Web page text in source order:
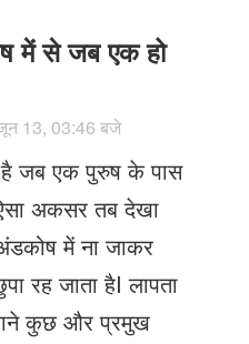
करेंमें से जब एक हो
13, 03:46 बजे
है जब एक पुरुष के पास
अकसर तब देखा
में ना जाकर
रह जाता हैI लापता
कुछ और प्रमुख